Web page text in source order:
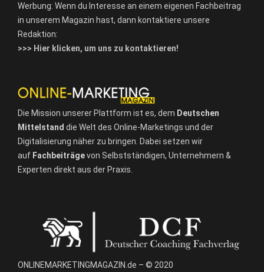
Werbung: Wenn du Interesse an einem eigenen Fachbeitrag
in unserem Magazin hast, dann kontaktiere unsere
Redaktion:
>>> Hier klicken, um uns zu kontaktieren!
Die Mission unserer Plattform ist es, dem Deutschen
Mittelstand die Welt des Online-Marketings und der
Digitalisierung näher zu bringen. Dabei setzen wir
auf Fachbeiträgevon Selbstständigen, Unternehmern &
Experten direkt aus der Praxis.
ONLINEMARKETINGMAGAZIN.de – © 2020